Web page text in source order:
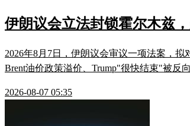
伊朗议会立法封锁霍尔木兹
2026年8月7日，伊朗议会审议一项法案，
Brent油价政策溢价、Trump"很快结束"被反
2026-08-07 05:35